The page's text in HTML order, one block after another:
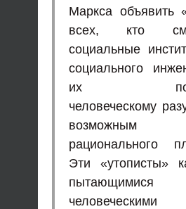
Маркса объявить
всех, кто
социальные
социального
их
человеческому
рационального
Эти «утописты»
пытающимися